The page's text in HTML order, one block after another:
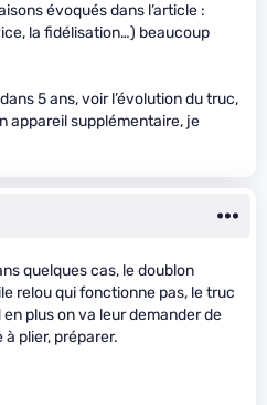
évoqués dans l’article :
la fidélisation…) beaucoup
5 ans, voir l’évolution du truc,
appareil supplémentaire, je
quelques cas, le doublon
relou qui fonctionne pas, le truc
plus on va leur demander de
à plier, préparer.